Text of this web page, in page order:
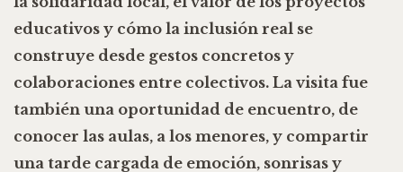
educativos y cómo la inclusión real se
construye desde gestos concretos y
colaboraciones entre colectivos. La visita fue
también una oportunidad de encuentro, de
conocer las aulas, a los menores, y compartir
una tarde cargada de emoción, sonrisas y